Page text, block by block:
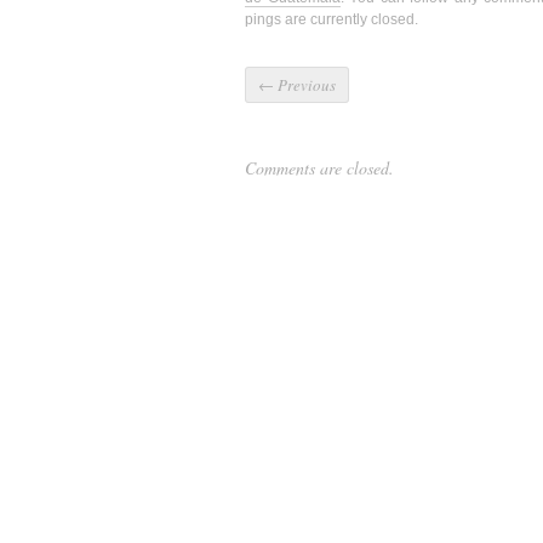
pings are currently closed.
← Previous
Comments are closed.